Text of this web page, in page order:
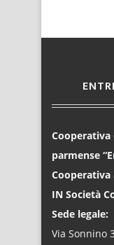
parmense
IN Società
Sede legale:
Via Sonnino